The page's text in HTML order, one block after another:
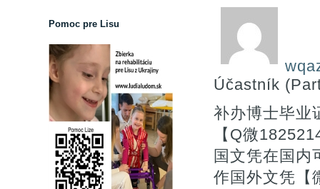
Pomoc pre Lisu
Účastník
补办博士毕业
【Q微
国文凭在国内
作国外文凭【